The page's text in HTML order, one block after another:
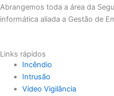
Abrangemos toda a área da
informática aliada a Gestão de
Links rápidos
Incêndio
Intrusão
Vídeo Vigilância